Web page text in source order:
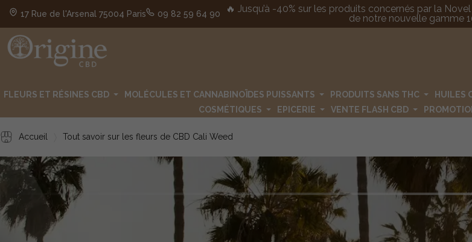
17 Rue de l'Arsenal 75004 Paris 09 82 59 64 90
🔥 Jusqu’à -40% sur les produits concernés par la
de notre nouvelle gamme
FLEURS ET RÉSINES CBD MOLÉCULES ET CANNABINOÏDES PUISSANTS PRODUITS SANS THC HUILES
COSMÉTIQUES
EPICERIE VENTE FLASH CBD
Accueil Tout savoir sur les fleurs de CBD Cali Weed